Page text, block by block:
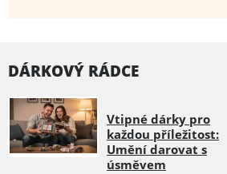
DÁRKOVÝ RÁDCE
Vtipné dárky pro
každou příležitost:
Umění darovat s
úsměvem